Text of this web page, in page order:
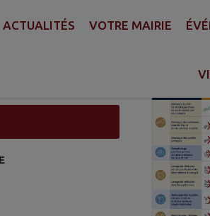
Pied de page
ACTUALITÉS VOTRE MAIRIE